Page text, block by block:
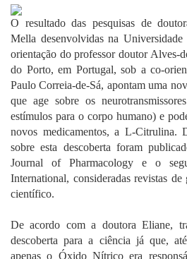
O resultado das pesquisas de
Mella desenvolvidas na
orientação do professor doutor Alves-
do Porto, em Portugal, sob a co-
Paulo Correia-de-Sá, apontam uma
que age sobre os
estímulos para o corpo humano) e
novos medicamentos, a L-Citrulina.
sobre esta descoberta foram
Journal of Pharmacology e o
International, consideradas revistas
científico.
De acordo com a doutora Eliane,
descoberta para a ciência já que,
apenas o Óxido Nítrico era